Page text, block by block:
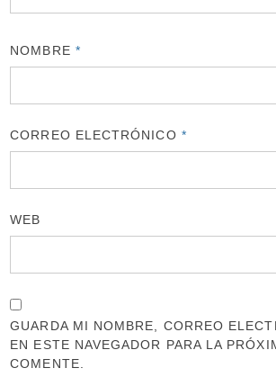
NOMBRE *
CORREO ELECTRÓNICO *
WEB
GUARDA MI NOMBRE, CORREO
EN ESTE NAVEGADOR PARA LA
COMENTE.